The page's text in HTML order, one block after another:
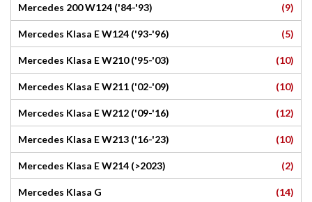
Mercedes 200 W124 ('84-'93) (9)
Mercedes Klasa E W124 ('93-'96) (5)
Mercedes Klasa E W210 ('95-'03) (10)
Mercedes Klasa E W211 ('02-'09) (10)
Mercedes Klasa E W212 ('09-'16) (12)
Mercedes Klasa E W213 ('16-'23) (10)
Mercedes Klasa E W214 (>2023) (2)
Mercedes Klasa G (14)